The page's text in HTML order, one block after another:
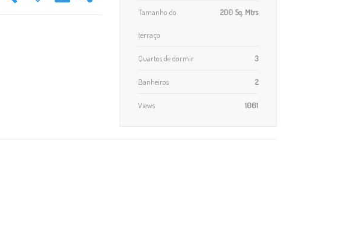
Tamanho do
terraço
200 Sq. Mtrs
Quartos de dormir 3
Banheiros 2
Views 1061